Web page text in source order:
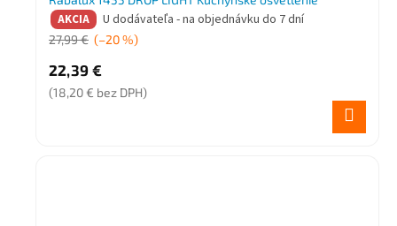
AKCIA U dodávateľa - na objednávku do 7 dní
27,99 € (–20 %)
22,39 €
(18,20 € bez DPH)